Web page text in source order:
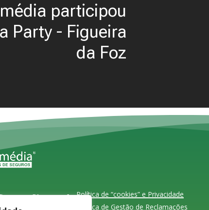
participou
Party - Figueira
da Foz
4,Política de “cookies” e Privacidade
Política de Gestão de Reclamações